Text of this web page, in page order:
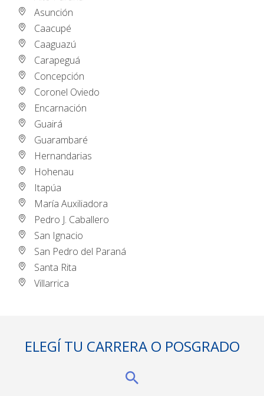
Asunción
Caacupé
Caaguazú
Carapeguá
Concepción
Coronel Oviedo
Encarnación
Guairá
Guarambaré
Hernandarias
Hohenau
Itapúa
María Auxiliadora
Pedro J. Caballero
San Ignacio
San Pedro del Paraná
Santa Rita
Villarrica
ELEGÍ TU CARRERA O POSGRADO